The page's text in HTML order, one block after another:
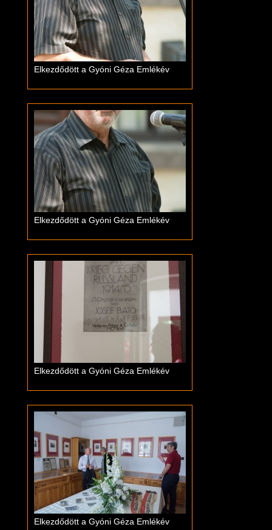
Elkezdődött a Gyóni Géza Emlékév
Elkezdődött a Gyóni Géza Emlékév
Elkezdődött a Gyóni Géza Emlékév
Elkezdődött a Gyóni Géza Emlékév